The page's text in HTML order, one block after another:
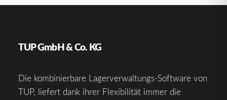
TUP GmbH & Co. KG
Die kombinierbare Lagerverwaltungs-Software von
TUP, liefert dank ihrer Flexibilität immer die